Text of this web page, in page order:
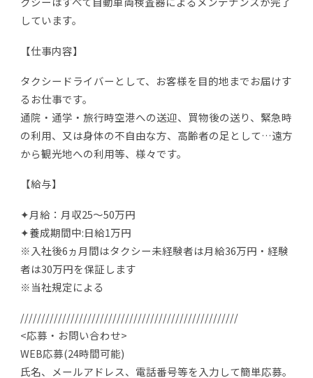
しています。
【仕事内容】
タクシードライバーとして、お客様を目的地までお届けす
るお仕事です。
通院・通学・旅行時空港への送迎、買物後の送り、緊急時
の利用、又は身体の不自由な方、高齢者の足として…遠方
から観光地への利用等、様々です。
【給与】
✦月給：月収25～50万円
✦養成期間中:日給1万円
※入社後6ヵ月間はタクシー未経験者は月給36万円・経験
者は30万円を保証します
※当社規定による
////////////////////////////////////////////////////
<応募・お問い合わせ>
WEB応募(24時間可能)
氏名、メールアドレス、電話番号等を入力して簡単応募。